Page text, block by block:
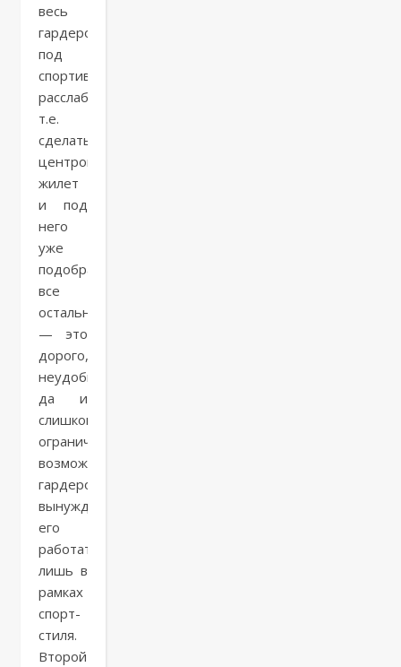
весь
гардероб
под
спортивную
расслабленность,
т.е.
сделать
центром
жилет
и под
него
уже
подобрать
все
остальное
— это
дорого,
неудобно
да и
слишком
ограничивает
возможности
гардероба,
вынуждая
его
работать
лишь в
рамках
спорт-
стиля.
Второй